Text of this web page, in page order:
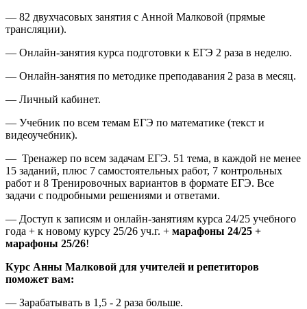
— 82 двухчасовых занятия с Анной Малковой (прямые
трансляции).
— Онлайн-занятия курса подготовки к ЕГЭ 2 раза в неделю.
— Онлайн-занятия по методике преподавания 2 раза в месяц.
— Личный кабинет.
— Учебник по всем темам ЕГЭ по математике (текст и
видеоучебник).
— Тренажер по всем задачам ЕГЭ. 51 тема, в каждой не менее
15 заданий, плюс 7 самостоятельных работ, 7 контрольных
работ и 8 Тренировочных вариантов в формате ЕГЭ. Все
задачи с подробными решениями и ответами.
— Доступ к записям и онлайн-занятиям курса 24/25 учебного
года + к новому курсу 25/26 уч.г. + марафоны 24/25 +
марафоны 25/26!
Курс Анны Малковой для учителей и репетиторов
поможет вам:
— Зарабатывать в 1,5 - 2 раза больше.